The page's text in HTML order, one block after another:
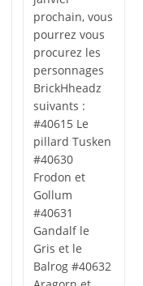
prochain, vous
pourrez vous
procurez les
personnages
BrickHheadz
suivants :
#40615 Le
pillard Tusken
#40630
Frodon et
Gollum
#40631
Gandalf le
Gris et le
Balrog #40632